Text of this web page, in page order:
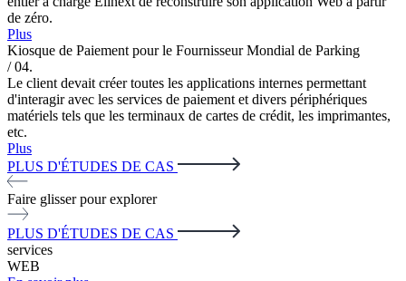
de zéro.
Plus
Kiosque de Paiement pour le Fournisseur Mondial de Parking
/ 04.
Le client devait créer toutes les applications internes permettant
d'interagir avec les services de paiement et divers périphériques
matériels tels que les terminaux de cartes de crédit, les imprimantes,
etc.
Plus
PLUS D'ÉTUDES DE CAS
Faire glisser pour explorer
PLUS D'ÉTUDES DE CAS
services
WEB